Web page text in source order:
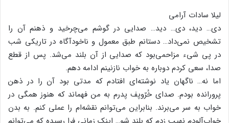
لیلا سادات آرامی
دی… دید، دی… دید… صدایی در گوشم می‌چرخید و ذهنم آن را
تشخیص نمی‌داد… دستانم طبق معمول و ناخودآگاه در تاریکی شب
در پی شیء مزاحمی‌بود که صدایی از آن بلند می‌شد. پس از قطع
صدا، سعی کردم دوباره به خواب نازنینم ادامه دهم.
اما نه… ناگهان یاد نوشته‌ای افتادم که مدتی بود آن را در ذهن
پرورانده بودم. صدای خُرّوپف پدرم به من فهماند که هنوز همگی در
خواب به سر می‌برند. بنابراین می‌توانم نقشه‌ام را عملی کنم. به بدن